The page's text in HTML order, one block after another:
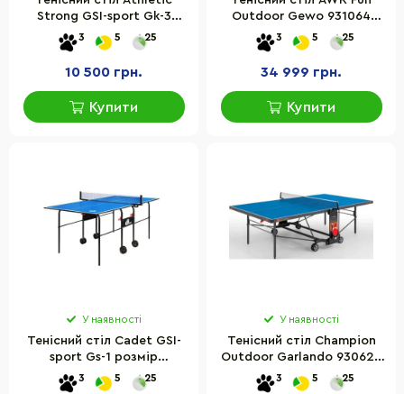
Strong GSI-sport Gk-3
розмір 274х152,5х76 см
3 5 25
10 500 грн.
Купити
Outdoor Gewo 931064
Blue (105156500)
3 5 25
34 999 грн.
Купити
У наявності
Тенісний стіл Cadet GSI-
sport Gs-1 розмір
181х102,5х76 см
3 5 25
У наявності
Тенісний стіл Champion
Outdoor Garlando 930625
Blue 3 мм
3 5 25